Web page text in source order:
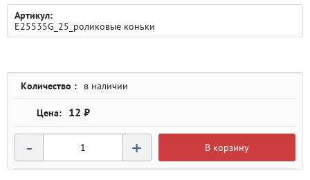
Артикул:
E25535G_25_роликовые коньки
Количество : в наличии
12 ₽
- + В корзину